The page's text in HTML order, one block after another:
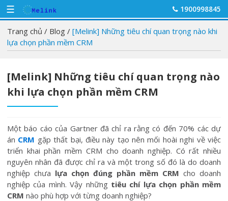
☰ 1900998845
Trang chủ/ Blog/ [Melink] Những tiêu chí quan trọng nào khi
lựa chọn phần mềm CRM
[Melink] Những tiêu chí quan trọng nào
khi lựa chọn phần mềm CRM
Một báo cáo của Gartner đã chỉ ra rằng có đến 70% các dự
án CRM gặp thất bại, điều này tạo nên mối hoài nghi về việc
triển khai phần mềm CRM cho doanh nghiệp. Có rất nhiều
nguyên nhân đã được chỉ ra và một trong số đó là do doanh
nghiệp chưa lựa chọn đúng phần mềm CRM cho doanh
nghiệp của mình. Vậy những tiêu chí lựa chọn phần mềm
CRM nào phù hợp với từng doanh nghiệp?